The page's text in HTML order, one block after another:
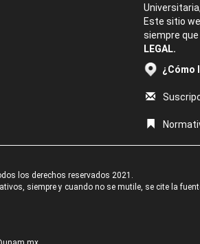
Este sitio
siempre
LEGAL.
¿Cómo
los derechos reservados 2021.
siempre y cuando no se mutile, se cite la